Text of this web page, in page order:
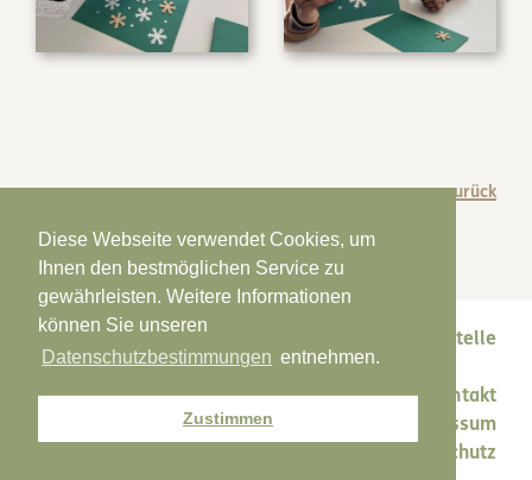
Diese Webseite verwendet Cookies, um
Ihnen den bestmöglichen Service zu
gewährleisten. Weitere Informationen
können Sie unseren
Datenschutzbestimmungen entnehmen.
Zustimmen
zurück
Melde-/Präventionsstelle
Kontakt
Impressum
Datenschutz